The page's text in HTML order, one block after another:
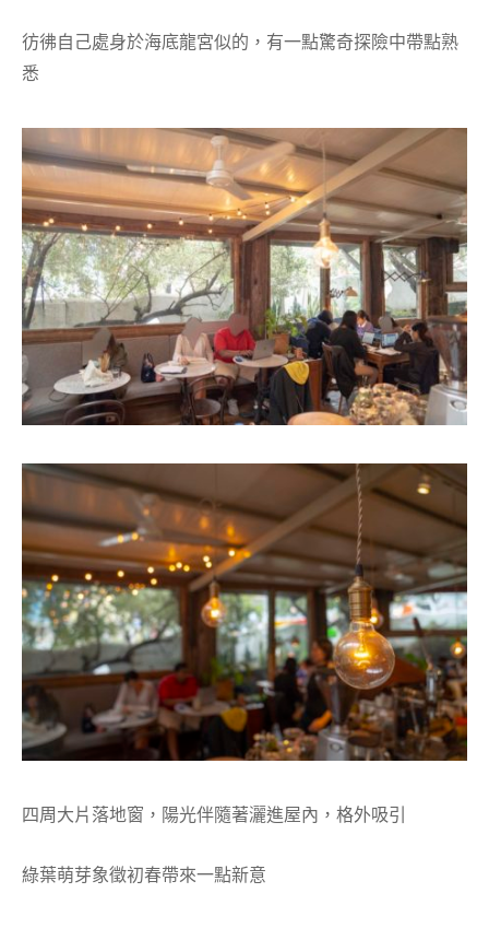
彷彿自己處身於海底龍宮似的，有一點驚奇探險中帶點熟
悉
四周大片落地窗，陽光伴隨著灑進屋內，格外吸引
綠葉萌芽象徵初春帶來一點新意